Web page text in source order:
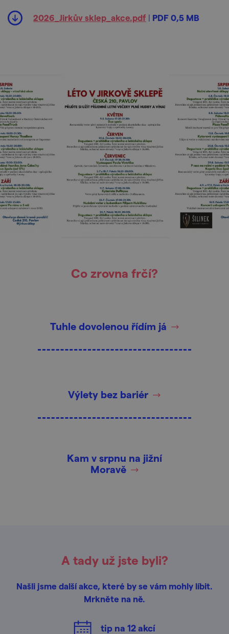
2026_Jirkův sklep_akce.pdf | PDF 0,5 MB
Co zrovna frčí?
Tuhle dovolenou řídím já
Výlety bez bariér
Kam v srpnu na jižní
Moravě
A tady už jste byli?
Našli jsme další akce, které by se vám mohly líbit.
Mrkněte na ně.
tip na 12akcí